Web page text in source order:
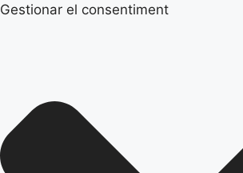
Gestionar el consentiment